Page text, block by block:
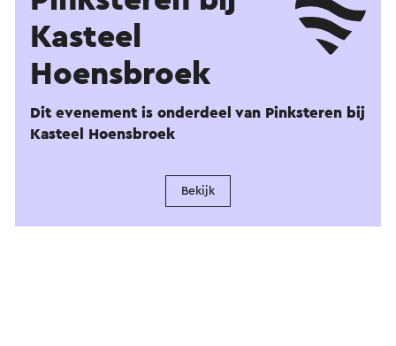
Kasteel
Hoensbroek
Dit evenement is onderdeel van Pinksteren bij
Kasteel Hoensbroek
Bekijk